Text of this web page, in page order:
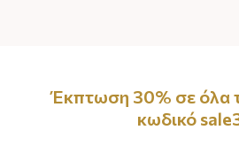
Έκπτωση 30% σε όλα
κωδικό